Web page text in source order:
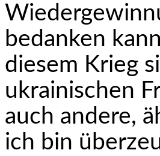
bedanken
diesem Krieg
ukrainischen
auch andere,
ich bin